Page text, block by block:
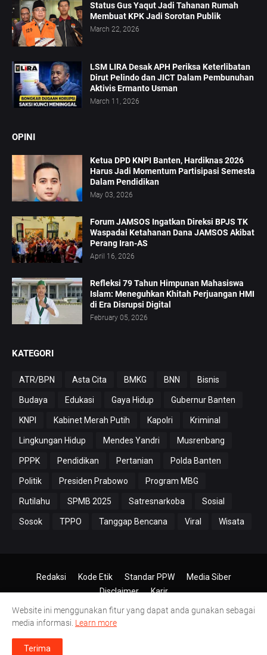
Status Gus Yaqut Jadi Tahanan Rumah
Membuat KPK Jadi Sorotan Publik
March 22, 2026
LSM LIRA Desak APH Periksa Keterlibatan
Dirut Pelindo dan JICT Dalam Pembunuhan
Aktivis Ermanto Usman
March 11, 2026
OPINI
Ketua DPD KNPI Banten, Hardiknas 2026
Harus Jadi Momentum Partisipasi Semesta
Dalam Pendidikan
May 03, 2026
Forum JAMSOS Ingatkan Direksi BPJS TK
Waspadai Ketahanan Dana JAMSOS Akibat
Perang Iran-AS
April 16, 2026
Refleksi 79 Tahun Himpunan Mahasiswa
Islam: Meneguhkan Khitah Perjuangan HMI
di Era Disrupsi Digital
February 05, 2026
KATEGORI
ATR/BPN Asta Cita BMKG BNN Bisnis
Budaya Edukasi Gaya Hidup Gubernur Banten
KNPI Kabinet Merah Putih Kapolri Kriminal
Lingkungan Hidup Mendes Yandri Musrenbang
PPPK Pendidikan Pertanian Polda Banten
Politik Presiden Prabowo Program MBG
Rutilahu SPMB 2025 Satresnarkoba Sosial
Sosok TPPO Tanggap Bencana Viral Wisata
© 2024-2026PT.Antero Inti Media
Redaksi Kode Etik Standar PPW
Media Siber
Disclaimer
Karir
Website ini menggunakan fitur yang dapat anda gunakan sebagai
media informasi. Learn more
Terima
Jalan HUT RI Ke 81 di Kecamatan Labuan Tetap Berjalan, Meski Jumlah